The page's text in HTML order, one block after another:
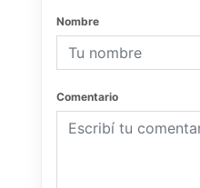
Nombre
Comentario